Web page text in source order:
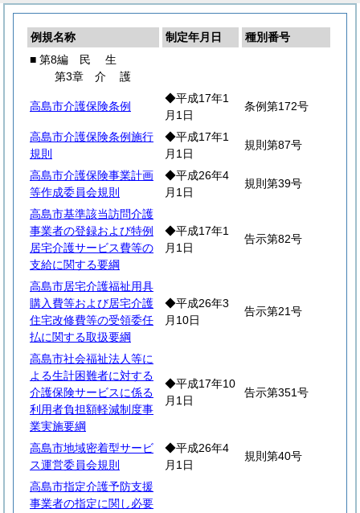
例規名称 制定年月日
種別番号
■ 第8編
民 生
第3章 介護
高島市介護保険条例
◆平成17年1
月1日
条例第172号
高島市介護保険条例施行
規則
◆平成17年1
月1日
規則第87号
高島市介護保険事業計画
等作成委員会規則
◆平成26年4
月1日
規則第39号
高島市基準該当訪問介護
事業者の登録および特例
居宅介護サービス費等の
支給に関する要綱
◆平成17年1
月1日
告示第82号
高島市居宅介護福祉用具
購入費等および居宅介護
住宅改修費等の受領委任
払に関する取扱要綱
◆平成26年3
月10日
告示第21号
高島市社会福祉法人等に
よる生計困難者に対する
介護保険サービスに係る
利用者負担額軽減制度事
業実施要綱
◆平成17年10
月1日
告示第351号
高島市地域密着型サービ
ス運営委員会規則
◆平成26年4
月1日
規則第40号
高島市指定介護予防支援
事業者の指定に関し必要